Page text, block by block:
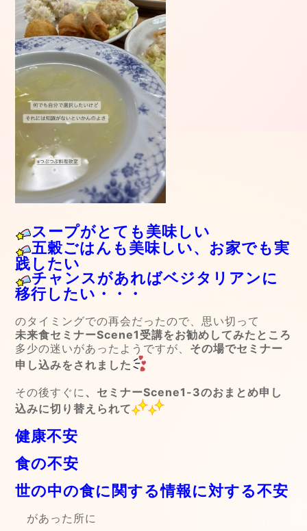
スープがとても美味しい
五穀ごはんも美味しい、お家でも実
践したい
チャンスがあればベジタリアンに
移行したい・・・
のタイミングでの再会だったので、思い切って
未来食セミナーScene1受講をお勧めしてみたところ
多少の迷いがあったようですが、 その場でセミナー
申し込みをされました
その後すぐに、セミナーScene1-3のおまとめ申し
込みに切り替えられて
健康不安
食の不安
世の中の食に関する情報に対する不安
があった所に